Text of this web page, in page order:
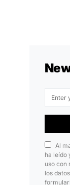
Al
ha leído
uso con
los